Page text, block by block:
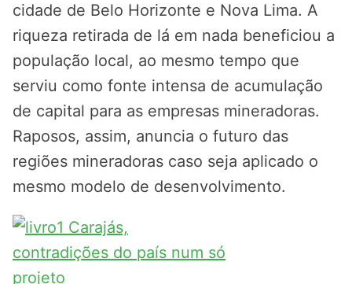
cidade de Belo Horizonte e Nova Lima. A
riqueza retirada de lá em nada beneficiou a
população local, ao mesmo tempo que
serviu como fonte intensa de acumulação
de capital para as empresas mineradoras.
Raposos, assim, anuncia o futuro das
regiões mineradoras caso seja aplicado o
mesmo modelo de desenvolvimento.